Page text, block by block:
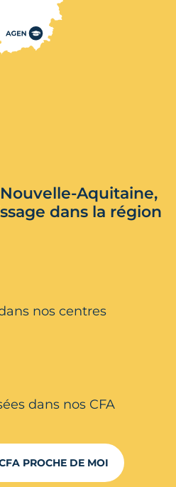
Aquitaine,
dans la région
nos centres
dans nos CFA
PROCHE DE MOI